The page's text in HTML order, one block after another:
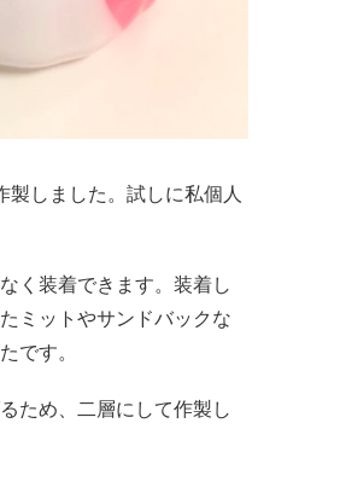
製しました。試しに私個人
く装着できます。装着し
ミットやサンドバックな
です。
ため、二層にして作製し